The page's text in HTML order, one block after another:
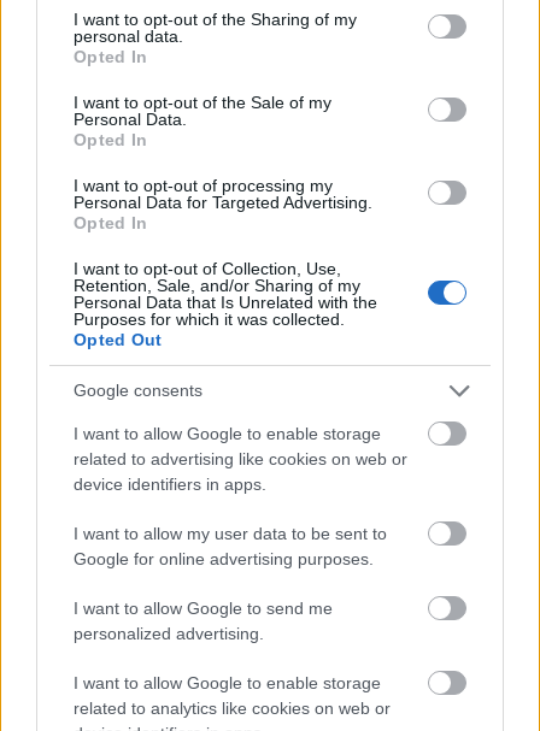
not limited to your visit or usage behaviour. You may click to
grant or deny consent to Google and its third-party tags to
use your data for below specified purposes in below Google
consent section.
I want to opt-out of the Sharing of my
personal data.
Opted In
I want to opt-out of the Sale of my
Personal Data.
Opted In
I want to opt-out of processing my
Personal Data for Targeted Advertising.
Opted In
I want to opt-out of Collection, Use,
Retention, Sale, and/or Sharing of my
Personal Data that Is Unrelated with the
Purposes for which it was collected.
Opted Out
Google consents
I want to allow Google to enable storage
related to advertising like cookies on web or
device identifiers in apps.
I want to allow my user data to be sent to
Google for online advertising purposes.
I want to allow Google to send me
personalized advertising.
I want to allow Google to enable storage
related to analytics like cookies on web or
A kis csapat
Büszkén jelenthetem be, hogy pénteken megvolt az
első felvonás olvasópróbája (lásd az első képen). Van
egy tökéletesen kigyúrt testű asszisztensem, aki
elszántan fogja össze a két osztályból alakult hat
részleget (díszlet, jelmez, zene, dramaturgia, fény,
marketing). A végzősök mellé ugyanis megkaptam a
másodikosokat is, így 23 főre duzzadt a kis csapat,
annak ellenére, hogyAz ördögcímű darabban hét
A szereposztás valamennyi végzős vizsgaelőadásnál
kegyetlen élet határán a rendezőtanárnak
számolnia kell a megmutatkozási lehetőséggel is. Az